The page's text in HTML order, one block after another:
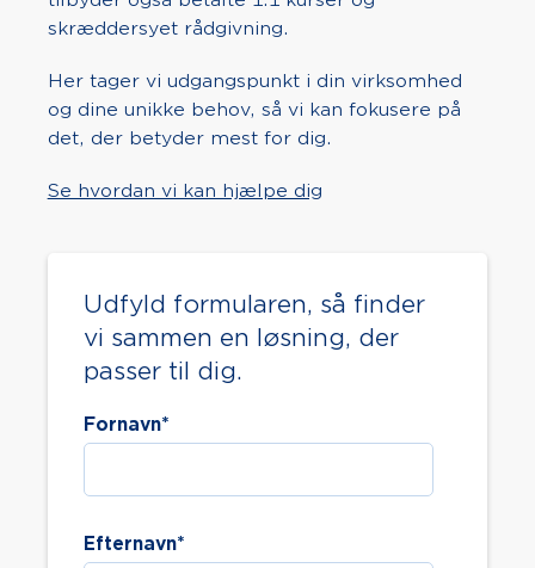
skræddersyet rådgivning.
Her tager vi udgangspunkt i din virksomhed
og dine unikke behov, så vi kan fokusere på
det, der betyder mest for dig.
Se hvordan vi kan hjælpe dig
Udfyld formularen, så finder
vi sammen en løsning, der
passer til dig.
Fornavn*
Efternavn*